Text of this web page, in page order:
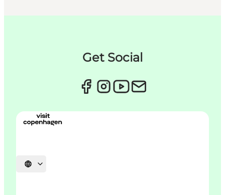
Get Social
Vælg sprog